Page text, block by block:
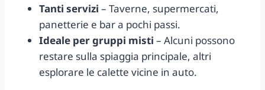
Tanti servizi – Taverne, supermercati,
panetterie e bar a pochi passi.
Ideale per gruppi misti – Alcuni possono
restare sulla spiaggia principale, altri
esplorare le calette vicine in auto.